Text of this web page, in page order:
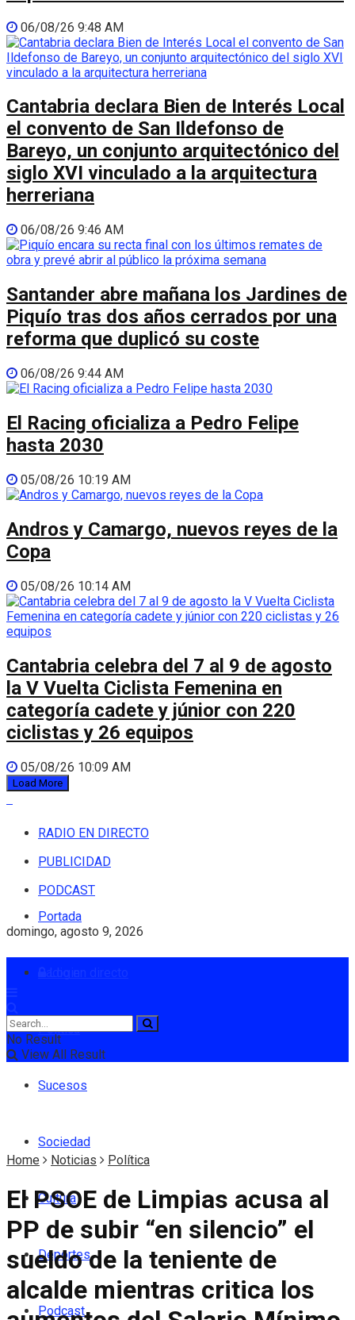
06/08/26 9:48 AM
Cantabria declara Bien de Interés Local
el convento de San Ildefonso de
Bareyo, un conjunto arquitectónico del
siglo XVI vinculado a la arquitectura
herreriana
06/08/26 9:46 AM
Santander abre mañana los Jardines de
Piquío tras dos años cerrados por una
reforma que duplicó su coste
06/08/26 9:44 AM
El Racing oficializa a Pedro Felipe
hasta 2030
05/08/26 10:19 AM
Andros y Camargo, nuevos reyes de la
Copa
05/08/26 10:14 AM
Cantabria celebra del 7 al 9 de agosto
la V Vuelta Ciclista Femenina en
categoría cadete y júnior con 220
ciclistas y 26 equipos
05/08/26 10:09 AM
Load More
RADIO EN DIRECTO
PUBLICIDAD
PODCAST
domingo, agosto 9, 2026
Portada
Política
Sucesos
Sociedad
Cultura
Deportes
Podcast
No Result
View All Result
Home Noticias Política
El PSOE de Limpias acusa al
PP de subir “en silencio” el
sueldo de la teniente de
alcalde mientras critica los